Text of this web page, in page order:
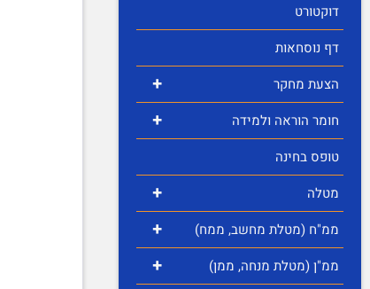
דוקטורט
דף נוסחאות
+ הצעת מחקר
+
חומר הוראה ולמידה
טופס בחינה
+ מטלה
+ ממ"ח (מטלת מחשב, ממח)
+
ממ"ן (מטלת מנחה, ממן)